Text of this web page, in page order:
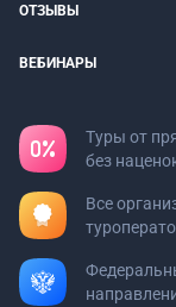
ОТЗЫВЫ
ВЕБИНАРЫ
Туры от
без
Все